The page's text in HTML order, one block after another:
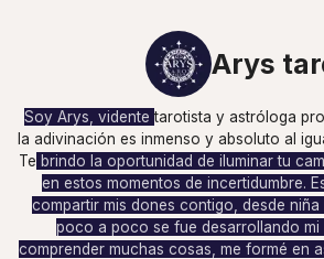
Arys
Soy Arys, vidente tarotista y astróloga
la adivinación es inmenso y absoluto al
Te brindo la oportunidad de iluminar tu
en estos momentos de incertidumbre.
compartir mis dones contigo, desde niña
poco a poco se fue desarrollando mi
comprender muchas cosas, me formé en